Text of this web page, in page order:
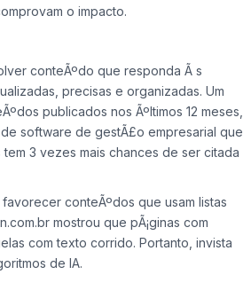
o impacto.
conteÃºdo que responda Ã s
precisas e organizadas. Um
publicados nos Ãºltimos 12 meses,
software de gestÃ£o empresarial que
3 vezes mais chances de ser citada
conteÃºdos que usam listas
mostrou que pÃ¡ginas com
com texto corrido. Portanto, invista
de IA.